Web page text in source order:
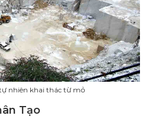
nhiên khai thác từ mỏ
Tạo